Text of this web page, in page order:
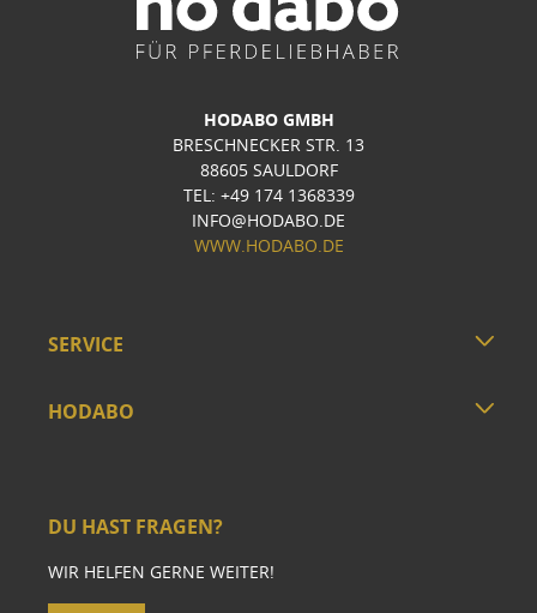
HODABO GMBH
BRESCHNECKER STR. 13
88605 SAULDORF
TEL: +49 174 1368339
INFO@HODABO.DE
WWW.HODABO.DE
SERVICE
HODABO
DU HAST FRAGEN?
WIR HELFEN GERNE WEITER!